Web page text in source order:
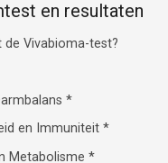
en resultaten
de Vivabioma-test?
*
en Immuniteit*
Metabolisme*